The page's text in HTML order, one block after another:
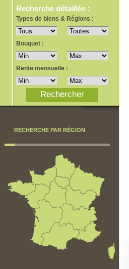
Recherche détaillée :
Types de biens & Régions :
Bouquet :
Rente mensuelle :
RECHERCHE PAR RÉGION